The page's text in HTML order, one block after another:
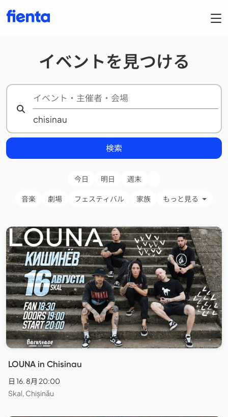
イベントを見つける
検索
今日 明日 週末
音楽 劇場 フェスティバル 家族 もっと見る
LOUNA in Chisinau
日 16. 8月 20:00
Skal, Chișinău